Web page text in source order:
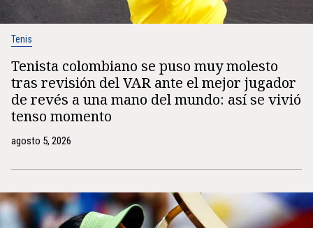
Tenis
Tenista colombiano se puso muy molesto
tras revisión del VAR ante el mejor jugador
de revés a una mano del mundo: así se vivió
tenso momento
agosto 5, 2026